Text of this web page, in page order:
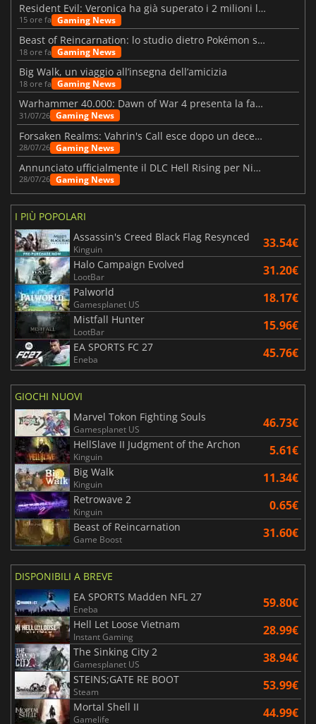
Resident Evil: Veronica ha già superato i 2 milioni liste dei desideri
15 ore fa Gaming News
Beast of Reincarnation: lo studio dietro Pokémon su una nuova strada
18 ore fa Gaming News
Big Walk, un viaggio all’insegna dell’amicizia
18 ore fa Gaming News
Warhammer 40.000: Dawn of War 4 presenta la fazione dei Necron
31/07/26 Gaming News
Forsaken Realms: Vahrin's Call esce dopo un decennio di sviluppo
28/07/26 Gaming News
Annunciato ufficialmente il DLC Hell Rising per Nioh 3
28/07/26 Gaming News
I PIÙ POPOLARI
Assassin's Creed Black Flag Resynced
Kinguin 33.54€
Halo Campaign Evolved
LootBar 31.20€
Palworld
Gamesplanet US 18.17€
Mistfall Hunter
LootBar 15.96€
EA SPORTS FC 27
Eneba 45.76€
GIOCHI NUOVI
Marvel Tokon Fighting Souls
Gamesplanet US 46.73€
HellSlave II Judgment of the Archon
Kinguin 5.61€
Big Walk
Kinguin 11.34€
Retrowave 2
Kinguin 0.65€
Beast of Reincarnation
Game Boost 31.60€
DISPONIBILI A BREVE
EA SPORTS Madden NFL 27
Eneba 59.80€
Hell Let Loose Vietnam
Instant Gaming 28.99€
The Sinking City 2
Gamesplanet US 38.94€
STEINS;GATE RE BOOT
Steam 53.99€
Mortal Shell II
Gamelife 44.99€